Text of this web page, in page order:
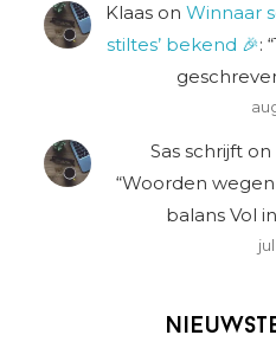
Klaas on Winnaar
stiltes’ bekend 🎉: “
Sas schrijft on
“Woorden wegen
balans Vol